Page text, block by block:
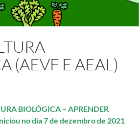
(AEVF E AEAL)
BIOLÓGICA – APRENDER
no dia 7 de dezembro de 2021